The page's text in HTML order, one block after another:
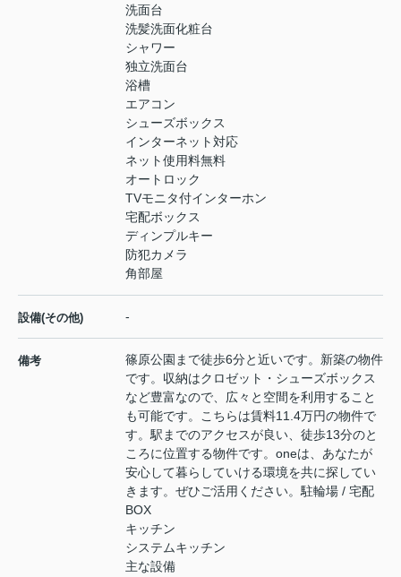
洗面台
洗髪洗面化粧台
シャワー
独立洗面台
浴槽
エアコン
シューズボックス
インターネット対応
ネット使用料無料
オートロック
TVモニタ付インターホン
宅配ボックス
ディンプルキー
防犯カメラ
角部屋
設備(その他) -
備考
篠原公園まで徒歩6分と近いです。新築の物件
です。収納はクロゼット・シューズボックス
など豊富なので、広々と空間を利用すること
も可能です。こちらは賃料11.4万円の物件で
す。駅までのアクセスが良い、徒歩13分のと
ころに位置する物件です。oneは、あなたが
安心して暮らしていける環境を共に探してい
きます。ぜひご活用ください。駐輪場 / 宅配
BOX
キッチン
システムキッチン
主な設備